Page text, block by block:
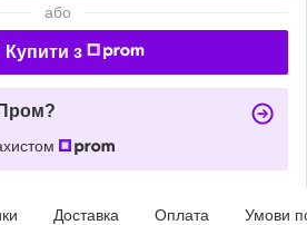
або
Купити з
Доставка Оплата Умови